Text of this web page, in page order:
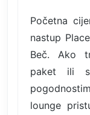
Početna
nastup
Beč. Ako
paket ili
lounge